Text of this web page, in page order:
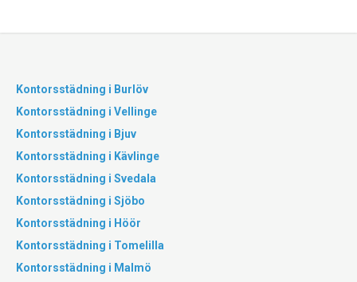
Kontorsstädning i Burlöv
Kontorsstädning i Vellinge
Kontorsstädning i Bjuv
Kontorsstädning i Kävlinge
Kontorsstädning i Svedala
Kontorsstädning i Sjöbo
Kontorsstädning i Höör
Kontorsstädning i Tomelilla
Kontorsstädning i Malmö